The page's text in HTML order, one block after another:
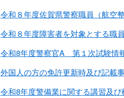
令和８年度佐賀県警察職員（航空
令和８年度障害者を対象とする職
令和8年度警察官A 第１次試験情
外国人の方の免許更新時及び記載
令和8年度警備業に関する講習及